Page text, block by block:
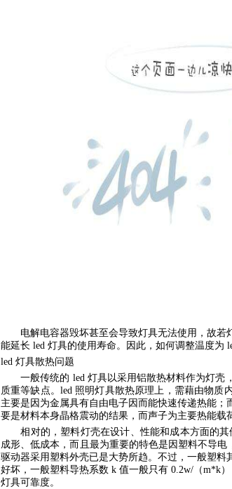
电解电容器毁坏甚至会导致灯具无法使用，故若
能延长 led 灯具的使用寿命。因此，如何调整温度为
led 灯具散热问题
一般传统的 led 灯具以采用铝散热材料作为灯壳
质重等缺点。led 照明灯具散热原理上，需藉由物质
主要是因为金属具有自由电子因而能快速传递热能
要是材料本身晶格震动的结果，而声子为主要热能载
相对的，塑料灯壳在设计、性能和成本方面的其
成形、低成本，而且最为重要的特色是因塑料不导
驱动器采用塑料外壳已是大势所趋。不过，一般塑
好坏，一般塑料导热系数 k 值一般只有 0.2w/（m*k
灯具可靠度。